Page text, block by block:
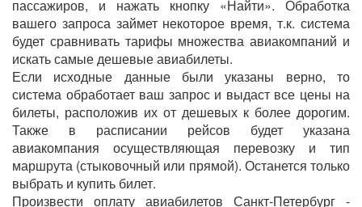
пассажиров, и нажать кнопку «Найти». Обработка
вашего запроса займет некоторое время, т.к. система
будет сравнивать тарифы множества авиакомпаний и
искать самые дешевые авиабилеты.
Если исходные данные были указаны верно, то
система обработает ваш запрос и выдаст все цены на
билеты, расположив их от дешевых к более дорогим.
Также в расписании рейсов будет указана
авиакомпания осуществляющая перевозку и тип
маршрута (стыковочный или прямой). Останется только
выбрать и купить билет.
Произвести оплату авиабилетов Санкт-Петербург -